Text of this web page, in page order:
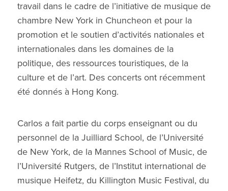
travail dans le cadre de l’initiative de musique de
chambre New York in Chuncheon et pour la
promotion et le soutien d’activités nationales et
internationales dans les domaines de la
politique, des ressources touristiques, de la
culture et de l’art. Des concerts ont récemment
été donnés à Hong Kong.
Carlos a fait partie du corps enseignant ou du
personnel de la Juilliard School, de l’Université
de New York, de la Mannes School of Music, de
l’Université Rutgers, de l’Institut international de
musique Heifetz, du Killington Music Festival, du